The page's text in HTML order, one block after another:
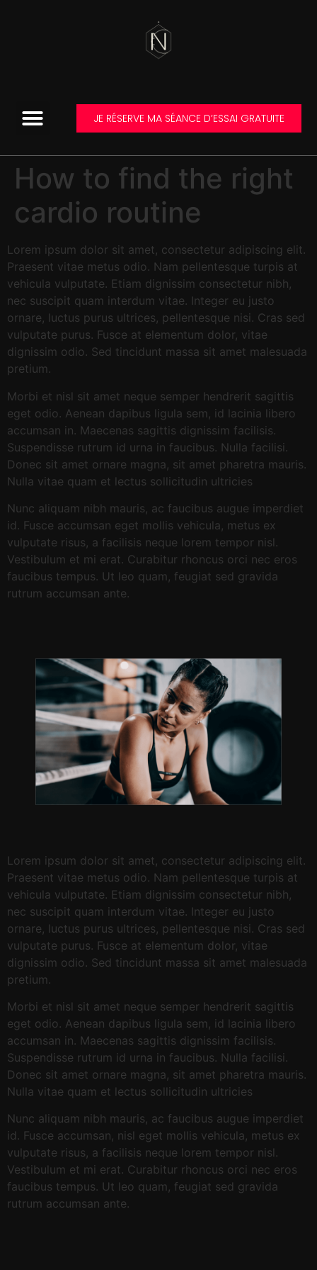
JE RÉSERVE MA SÉANCE D’ESSAI GRATUITE
How to find the right
cardio routine
Lorem ipsum dolor sit amet, consectetur adipiscing elit.
Praesent vitae metus odio. Nam pellentesque turpis at
vehicula vulputate. Etiam dignissim consectetur nibh,
nec suscipit quam interdum vitae. Integer eu justo
ornare, luctus purus ultrices, pellentesque nisi. Cras sed
vulputate purus. Fusce at elementum dolor, vitae
dignissim odio. Sed tincidunt massa sit amet malesuada
pretium.
Morbi et nisl sit amet neque semper hendrerit sagittis
eget odio. Aenean dapibus ligula sem, id lacinia libero
accumsan in. Maecenas sagittis dignissim facilisis.
Suspendisse rutrum id urna in faucibus. Nulla facilisi.
Donec sit amet ornare magna, sit amet pharetra mauris.
Nulla vitae quam et lectus sollicitudin ultricies
Nunc aliquam nibh mauris, ac faucibus augue imperdiet
id. Fusce accumsan eget mollis vehicula, metus ex
vulputate risus, a facilisis neque lorem tempor nisl.
Vestibulum et mi erat. Curabitur rhoncus orci nec eros
faucibus tempus. Ut leo quam, feugiat sed gravida
rutrum accumsan ante.
Lorem ipsum dolor sit amet, consectetur adipiscing elit.
Praesent vitae metus odio. Nam pellentesque turpis at
vehicula vulputate. Etiam dignissim consectetur nibh,
nec suscipit quam interdum vitae. Integer eu justo
ornare, luctus purus ultrices, pellentesque nisi. Cras sed
vulputate purus. Fusce at elementum dolor, vitae
dignissim odio. Sed tincidunt massa sit amet malesuada
pretium.
Morbi et nisl sit amet neque semper hendrerit sagittis
eget odio. Aenean dapibus ligula sem, id lacinia libero
accumsan in. Maecenas sagittis dignissim facilisis.
Suspendisse rutrum id urna in faucibus. Nulla facilisi.
Donec sit amet ornare magna, sit amet pharetra mauris.
Nulla vitae quam et lectus sollicitudin ultricies
Nunc aliquam nibh mauris, ac faucibus augue imperdiet
id. Fusce accumsan, nisl eget mollis vehicula, metus ex
vulputate risus, a facilisis neque lorem tempor nisl.
Vestibulum et mi erat. Curabitur rhoncus orci nec eros
faucibus tempus. Ut leo quam, feugiat sed gravida
rutrum accumsan ante.